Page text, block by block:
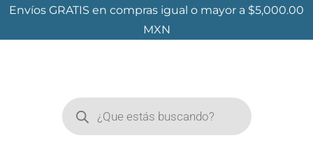
Envíos GRATIS en compras igual o mayor a $5,000.00
MXN